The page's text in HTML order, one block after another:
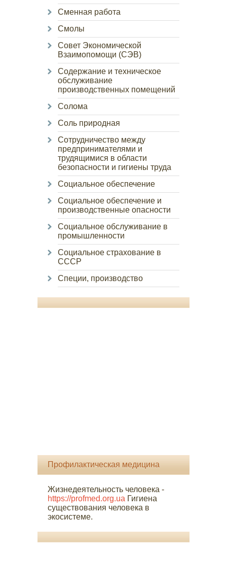
Сменная работа
Смолы
Совет Экономической
Взаимопомощи (СЭВ)
Содержание и техническое
обслуживание
производственных помещений
Солома
Соль природная
Сотрудничество между
предпринимателями и
трудящимися в области
безопасности и гигиены труда
Социальное обеспечение
Социальное обеспечение и
производственные опасности
Социальное обслуживание в
промышленности
Социальное страхование в
СССР
Специи, производство
Профилактическая медицина
Жизнедеятельность человека -
https://profmed.org.ua Гигиена
существования человека в
экосистеме.